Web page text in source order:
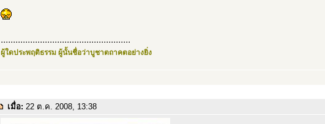
.....................................................
ผู้ใดประพฤติธรรม ผู้นั้นชื่อว่าบูชาตถาคตอย่างยิ่ง
เมื่อ: 22 ต.ค. 2008, 13:38